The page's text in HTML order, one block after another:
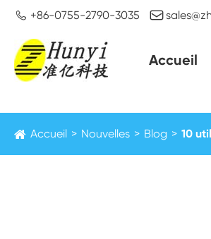
 +86-0755-2790-3035 
Accueil
Accueil Nouvelles Blog 10